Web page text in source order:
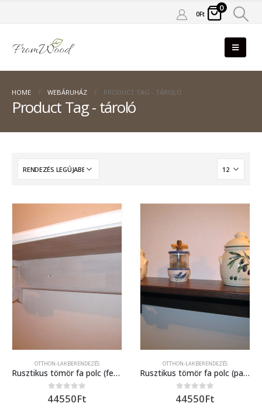
0Ft
0
HOME WEBÁRUHÁZ PRODUCT TAG - TÁROLÓ
Product Tag - tároló
OTTHON-LAKBERENDEZÉS
Rusztikus tömör fa polc (fehér páccal)
0out of 5
44550Ft
OTTHON-LAKBERENDEZÉS
Rusztikus tömör fa polc (paliszander)
0out of 5
44550Ft